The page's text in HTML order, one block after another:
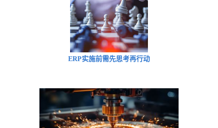
ERP实施前需先思考再行动